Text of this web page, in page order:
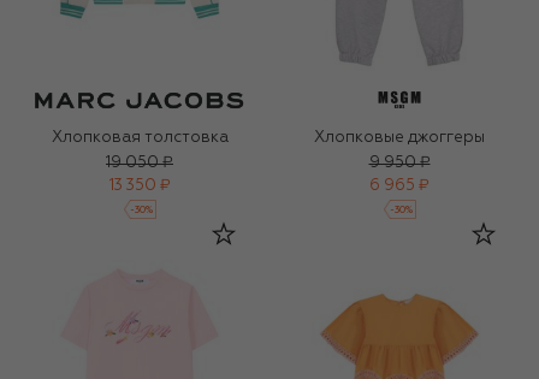
Хлопковая толстовка
19 050 ₽
13 350 ₽
-30%
Хлопковые джоггеры
9 950 ₽
6 965 ₽
-30%